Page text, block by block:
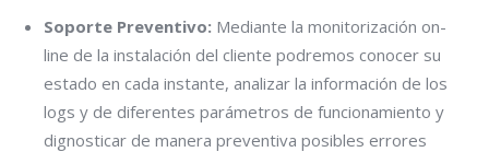
Soporte Preventivo: Mediante la monitorización on-
line de la instalación del cliente podremos conocer su
estado en cada instante, analizar la información de los
logs y de diferentes parámetros de funcionamiento y
dignosticar de manera preventiva posibles errores